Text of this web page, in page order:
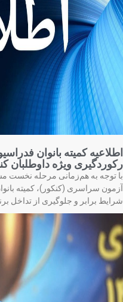
کمیته بانوان
ویژه داوطلبان
توجه به هم‌زمانی مرحله نخست
سراسری (کنکور)، کمیته
برابر و جلوگیری از تداخل